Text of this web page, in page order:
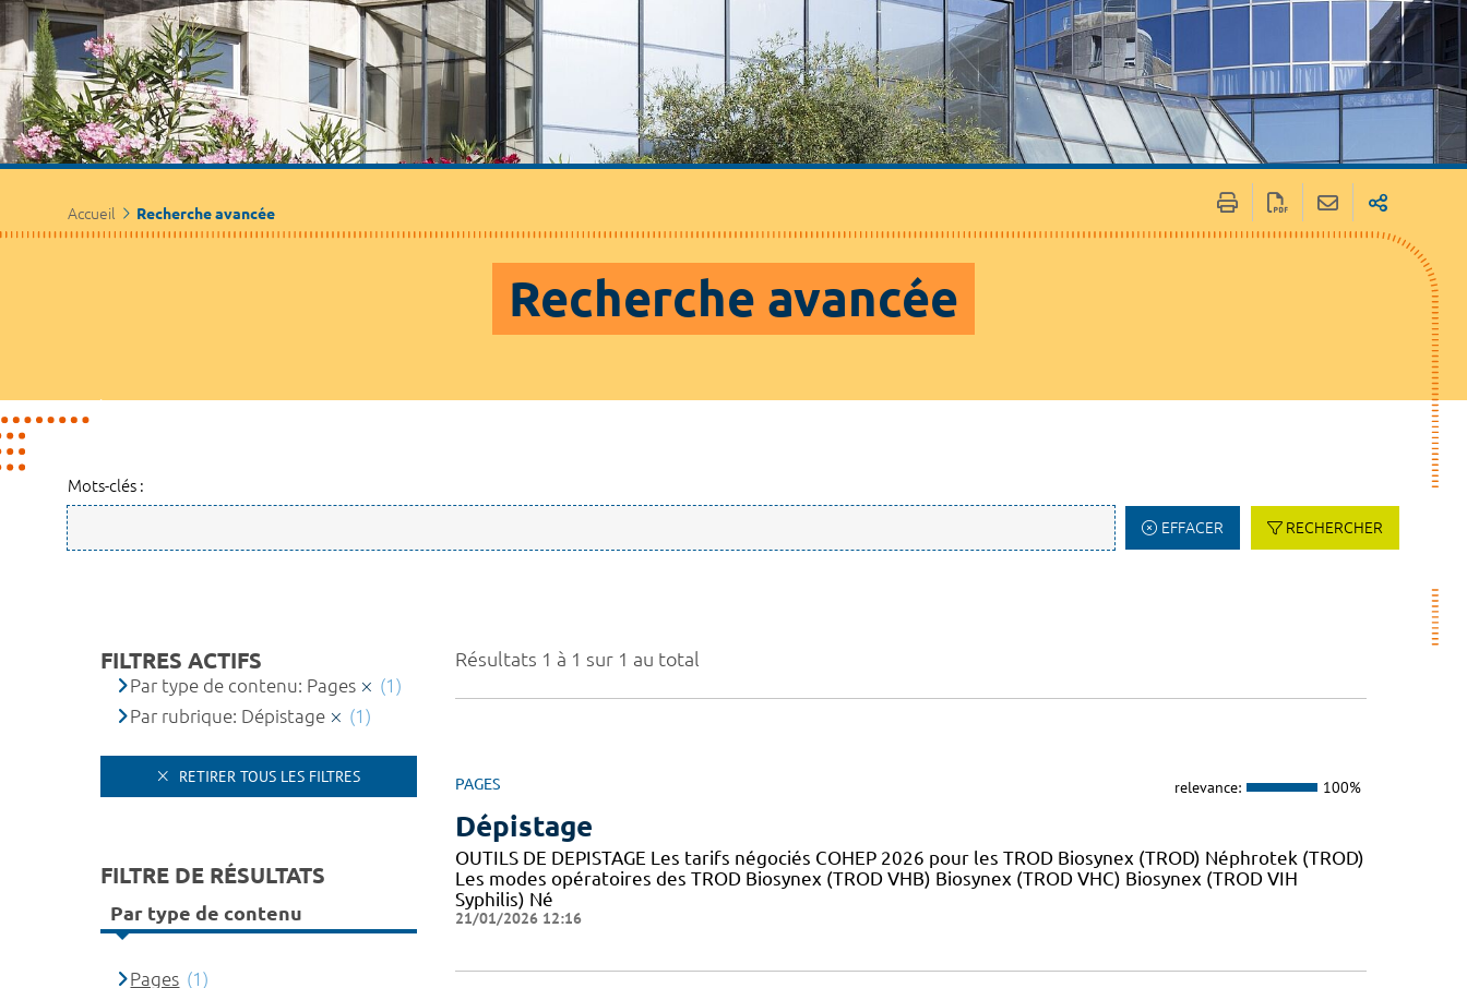
Accueil Recherche avancée
Recherche avancée
Mots-clés :
EFFACER RECHERCHER
Résultats 1 à 1 sur 1 au total
PAGES relevance: 100%
Dépistage
OUTILS DE DEPISTAGE Les tarifs négociés COHEP 2026 pour les TROD Biosynex (TROD) Néphrotek (TROD)
Les modes opératoires des TROD Biosynex (TROD VHB) Biosynex (TROD VHC) Biosynex (TROD VIH
Syphilis) Né
21/01/2026 12:16
FILTRES ACTIFS
Par type de contenu: Pages
(1)
Par rubrique: Dépistage
(1)
RETIRER TOUS LES FILTRES
FILTRE DE RÉSULTATS
Par type de contenu
Pages (1)